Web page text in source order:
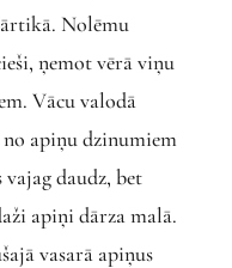
Nolēmu
ņemot vērā viņu
Vācu valodā
apiņu dzinumiem
daudz, bet
apiņi dārza malā.
vasarā apiņus